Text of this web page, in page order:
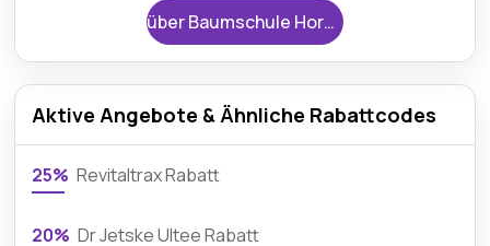
über Baumschule Horstmann
Aktive Angebote & Ähnliche Rabattcodes
25% Revitaltrax Rabatt
20% Dr Jetske Ultee Rabatt